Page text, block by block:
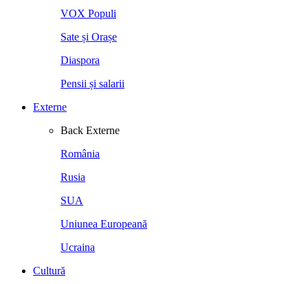
VOX Populi
Sate și Orașe
Diaspora
Pensii și salarii
Externe
Back Externe
România
Rusia
SUA
Uniunea Europeană
Ucraina
Cultură